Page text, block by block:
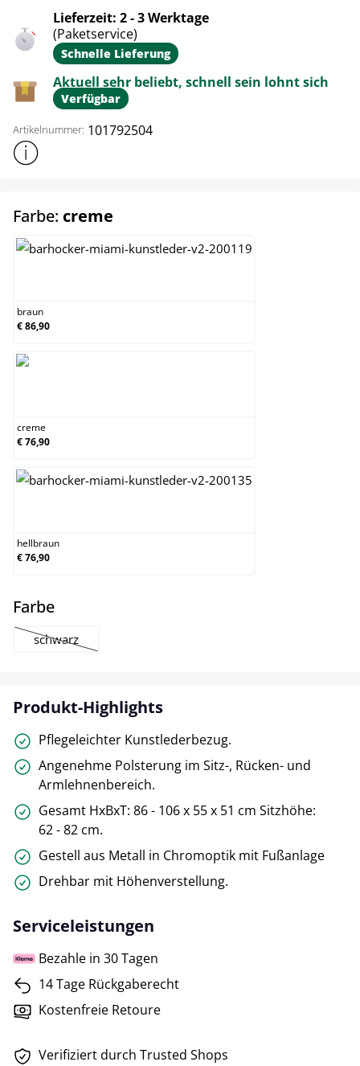
Lieferzeit: 2 - 3 Werktage
(Paketservice)
Schnelle Lieferung
Aktuell sehr beliebt, schnell sein lohnt sich
Verfügbar
Artikelnummer: 101792504
Weitere Produktinformationen anzeigen
Farbe: creme
braun
€ 86,90
creme
€ 76,90
hellbraun
€ 76,90
Farbeauswählen
schwarz
(Diese Option ist zurzeit nicht verfügbar.)
Produkt-Highlights
Pflegeleichter Kunstlederbezug.
Angenehme Polsterung im Sitz-, Rücken- und
Armlehnenbereich.
Gesamt HxBxT: 86 - 106 x 55 x 51 cm Sitzhöhe:
62 - 82 cm.
Gestell aus Metall in Chromoptik mit Fußanlage
Drehbar mit Höhenverstellung.
Serviceleistungen
Bezahle in 30 Tagen
14 Tage Rückgaberecht
Kostenfreie Retoure
Verifiziert durch Trusted Shops